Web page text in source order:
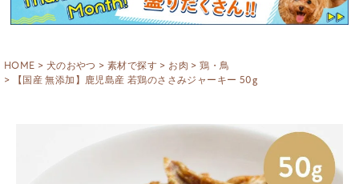
HOME 犬のおやつ 素材で探す お肉
鶏・鳥
【国産 無添加】鹿児島産 若鶏のささみジャーキー 50g